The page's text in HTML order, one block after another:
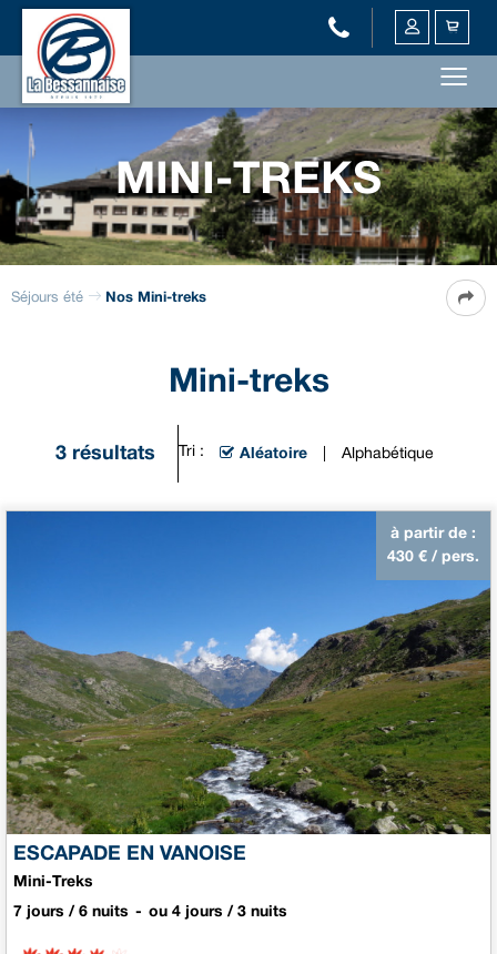
MINI-TREKS
Séjours été Nos Mini-treks
Mini-treks
3résultats Tri : Aléatoire Alphabétique
ESCAPADE EN VANOISE
Mini-Treks
à partir de :
430 € / pers.
7 jours / 6 nuits ou 4 jours / 3 nuits